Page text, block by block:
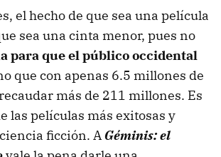
el hecho de que sea una película
sea una cinta menor, pues no
para que el público occidental
que con apenas 6.5 millones de
más de 211 millones. Es
las películas más exitosas y
ficción. AGéminis: el